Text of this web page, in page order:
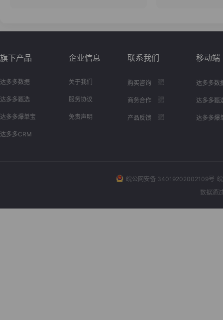
旗下产品
达多多数据
达多多甄选
达多多爆单宝
达多多CRM
企业信息
关于我们
服务协议
免责声明
联系我们
购买咨询
商务合作
产品反馈
移动端
达多多数
达多多甄
达多多爆
皖公网安备 34019202002109号
数据通